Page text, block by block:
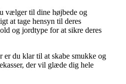
vælger til dine højbede og
at tage hensyn til deres
og jordtype for at sikre deres
er du klar til at skabe smukke og
der vil glæde dig hele